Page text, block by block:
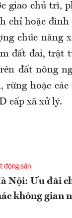
giao chủ trì,
chỉ hoặc
chức năng
đất đai, trật
đất nông
rừng hoặc
cấp xã xử lý.
động sản
Nội: Ưu đãi
không gian